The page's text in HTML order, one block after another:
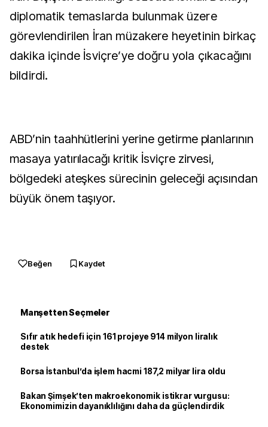
diplomatik temaslarda bulunmak üzere
görevlendirilen İran müzakere heyetinin birkaç
dakika içinde İsviçre’ye doğru yola çıkacağını
bildirdi.
ABD’nin taahhütlerini yerine getirme planlarının
masaya yatırılacağı kritik İsviçre zirvesi,
bölgedeki ateşkes sürecinin geleceği açısından
büyük önem taşıyor.
Beğen Kaydet
Manşetten Seçmeler
Sıfır atık hedefi için 161 projeye 914 milyon liralık
destek
Borsa İstanbul’da işlem hacmi 187,2 milyar lira oldu
Bakan Şimşek’ten makroekonomik istikrar vurgusu:
Ekonomimizin dayanıklılığını daha da güçlendirdik